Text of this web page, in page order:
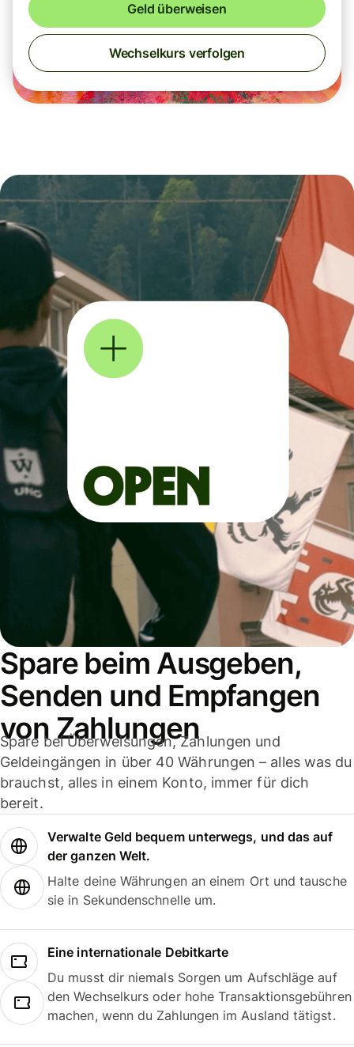
Geld überweisen
Wechselkurs verfolgen
Spare beim Ausgeben,
Senden und Empfangen
von Zahlungen
Spare bei Überweisungen, Zahlungen und
Geldeingängen in über 40 Währungen – alles was du
brauchst, alles in einem Konto, immer für dich
bereit.
Verwalte Geld bequem unterwegs, und das auf
der ganzen Welt.
Halte deine Währungen an einem Ort und tausche
sie in Sekundenschnelle um.
Eine internationale Debitkarte
Du musst dir niemals Sorgen um Aufschläge auf
den Wechselkurs oder hohe Transaktionsgebühren
machen, wenn du Zahlungen im Ausland tätigst.